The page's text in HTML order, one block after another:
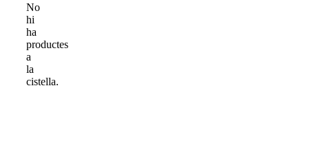
No
hi
ha
productes
a
la
cistella.